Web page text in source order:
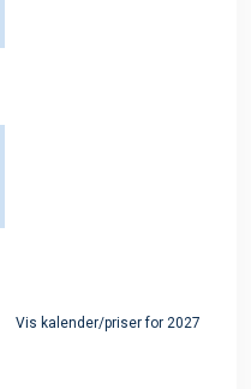
Vis kalender/priser for 2027